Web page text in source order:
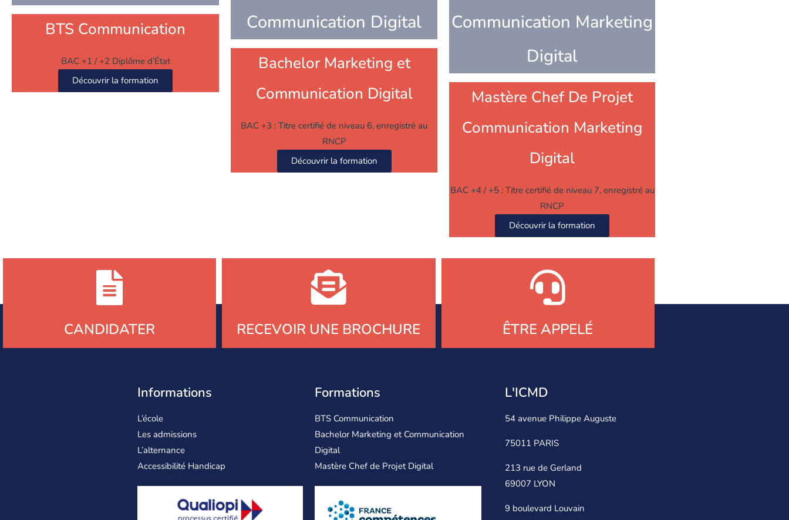
BTS Communication
BAC +1 / +2 Diplôme d’État
Découvrir la formation
Communication Digital
Bachelor Marketing et
Communication Digital
BAC +3 : Titre certifié de niveau 6, enregistré au
RNCP
Découvrir la formation
Communication Marketing
Digital
Mastère Chef De Projet
Communication Marketing
Digital
BAC +4 / +5 : Titre certifié de niveau 7, enregistré au
RNCP
Découvrir la formation
CANDIDATER RECEVOIR UNE BROCHURE ÊTRE APPELÉ
Informations
L’école
Les admissions
L’alternance
Accessibilité Handicap
Formations
BTS Communication
Bachelor Marketing et Communication
Digital
Mastère Chef de Projet Digital
L'ICMD
54 avenue Philippe Auguste
75011 PARIS
213 rue de Gerland
69007 LYON
9 boulevard Louvain